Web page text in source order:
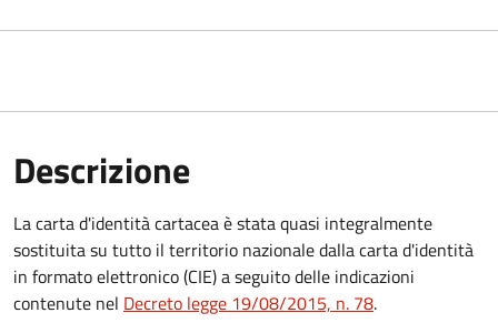
Descrizione
La carta d'identità cartacea è stata quasi integralmente
sostituita su tutto il territorio nazionale dalla carta d'identità
in formato elettronico (CIE) a seguito delle indicazioni
contenute nel Decreto legge 19/08/2015, n. 78.